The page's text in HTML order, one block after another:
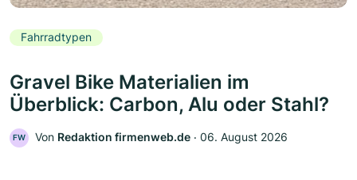
Fahrradtypen
Gravel Bike Materialien im
Überblick: Carbon, Alu oder Stahl?
FW Von Redaktion firmenweb.de ‧ 06. August 2026